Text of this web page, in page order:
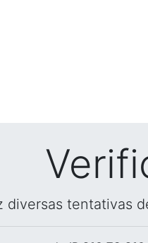
diversas tentativas